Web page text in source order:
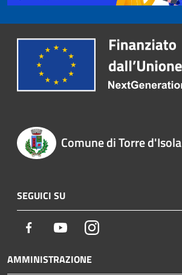
Comune di Torre d'Isola
SEGUICI SU
Facebook YoutubeInstagram
AMMINISTRAZIONE